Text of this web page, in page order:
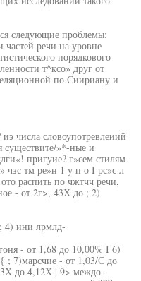
следующие проблемы:
частей речи на уровне
порядкового
т^ксо» друг от
по Сиириану и
числа словоупотревлеиий
существите/»*-ные и
пригуие? г»сем стилям
чзс тм ре»н 1 у п о I рс»с л
распить по чжтчч речи,
- от 2г>, 43Х до ; 2)
4) ини лрмлд-
- от 1,68 до 10,00% I 6)
; 7)марсчие - от 1,03/С до
до 4,12Х | 9> междо-